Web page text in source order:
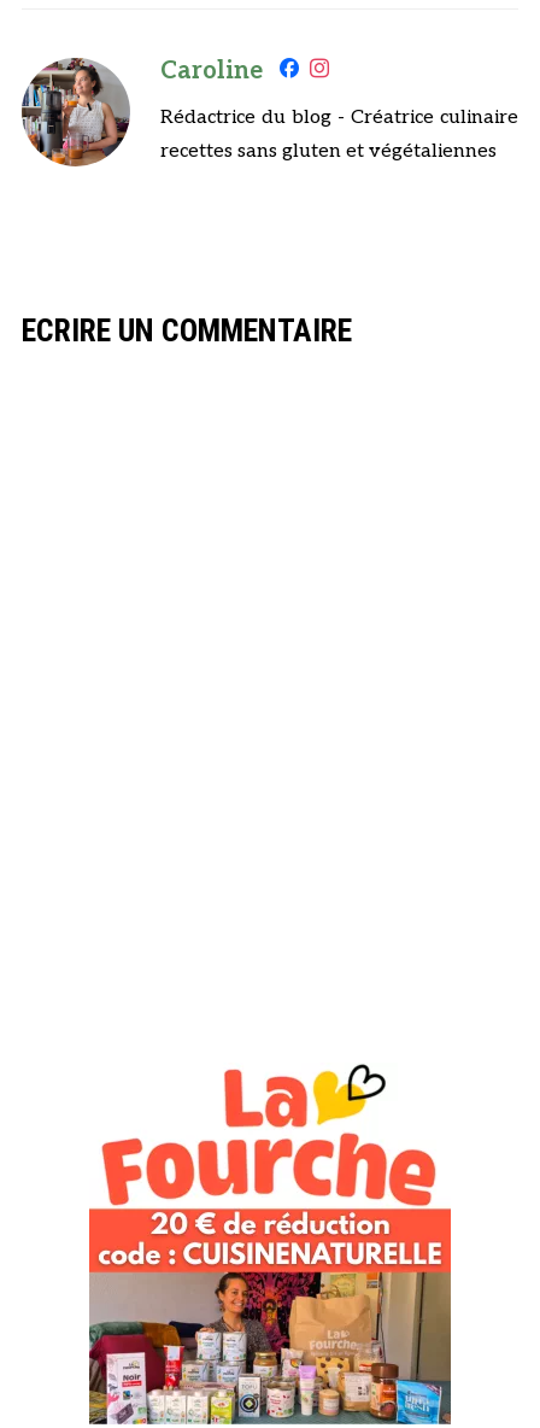
Caroline
Rédactrice du blog - Créatrice culinaire
recettes sans gluten et végétaliennes
ECRIRE UN COMMENTAIRE